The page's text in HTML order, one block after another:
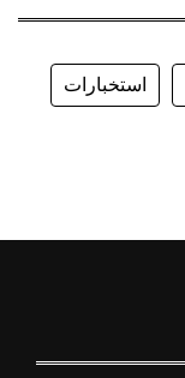
استخبارات